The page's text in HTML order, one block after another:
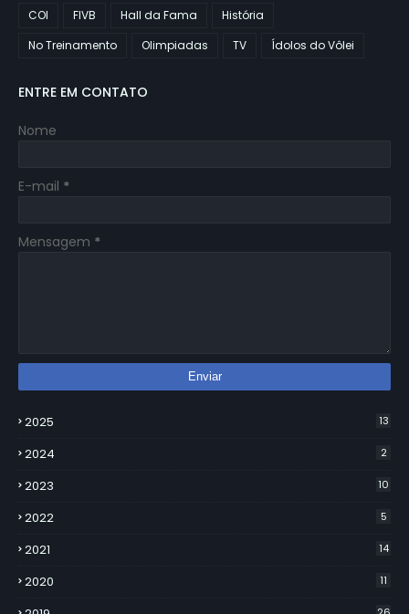
COI
FIVB Hall da Fama
História
No Treinamento
Olimpiadas TV Ídolos do Vôlei
ENTRE EM CONTATO
Nome
E-mail *
Mensagem *
2025 13
2024 2
2023 10
2022 5
2021 14
2020 11